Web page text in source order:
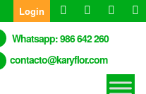
Login
Whatsapp: 986 642 260
contacto@karyflor.com